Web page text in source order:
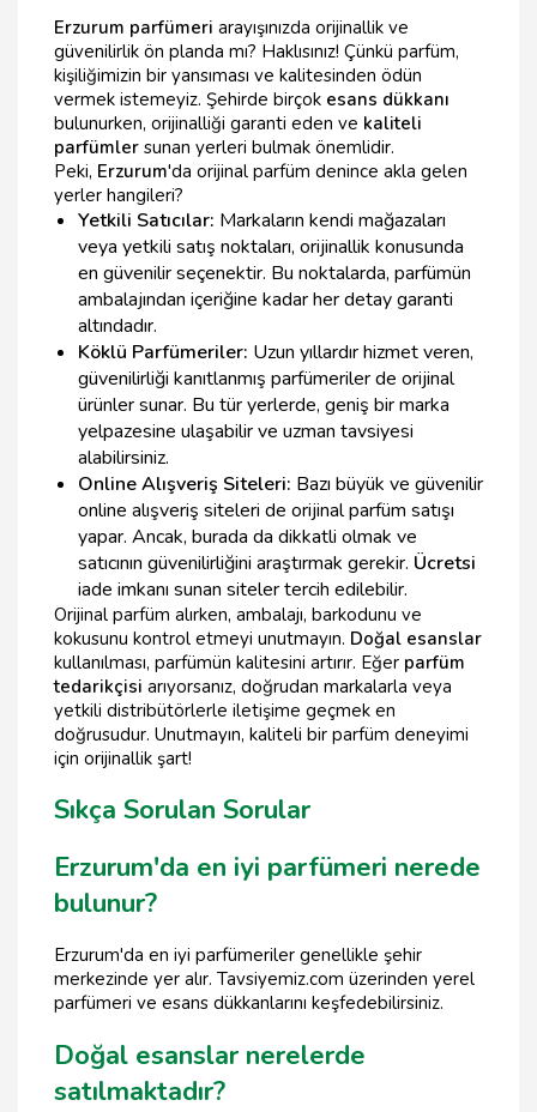
Erzurum parfümeri arayışınızda orijinallik ve
güvenilirlik ön planda mı? Haklısınız! Çünkü parfüm,
kişiliğimizin bir yansıması ve kalitesinden ödün
vermek istemeyiz. Şehirde birçok esans dükkanı
bulunurken, orijinalliği garanti eden ve kaliteli
parfümler sunan yerleri bulmak önemlidir.
Peki, Erzurum'da orijinal parfüm denince akla gelen
yerler hangileri?
Yetkili Satıcılar: Markaların kendi mağazaları
veya yetkili satış noktaları, orijinallik konusunda
en güvenilir seçenektir. Bu noktalarda, parfümün
ambalajından içeriğine kadar her detay garanti
altındadır.
Köklü Parfümeriler: Uzun yıllardır hizmet veren,
güvenilirliği kanıtlanmış parfümeriler de orijinal
ürünler sunar. Bu tür yerlerde, geniş bir marka
yelpazesine ulaşabilir ve uzman tavsiyesi
alabilirsiniz.
Online Alışveriş Siteleri: Bazı büyük ve güvenilir
online alışveriş siteleri de orijinal parfüm satışı
yapar. Ancak, burada da dikkatli olmak ve
satıcının güvenilirliğini araştırmak gerekir. Ücretsi
iade imkanı sunan siteler tercih edilebilir.
Orijinal parfüm alırken, ambalajı, barkodunu ve
kokusunu kontrol etmeyi unutmayın. Doğal esanslar
kullanılması, parfümün kalitesini artırır. Eğer parfüm
tedarikçisi arıyorsanız, doğrudan markalarla veya
yetkili distribütörlerle iletişime geçmek en
doğrusudur. Unutmayın, kaliteli bir parfüm deneyimi
için orijinallik şart!
Sıkça Sorulan Sorular
Erzurum'da en iyi parfümeri nerede
bulunur?
Erzurum'da en iyi parfümeriler genellikle şehir
merkezinde yer alır. Tavsiyemiz.com üzerinden yerel
parfümeri ve esans dükkanlarını keşfedebilirsiniz.
Doğal esanslar nerelerde
satılmaktadır?